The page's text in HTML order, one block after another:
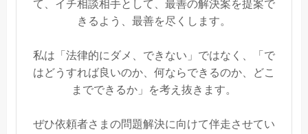
て、イチ相談相手として、最善の解決案を提案で
きるよう、最善を尽くします。
私は「法律的にダメ、できない」ではなく、「で
はどうすれば良いのか、何ならできるのか、どこ
までできるか」を考え抜きます。
ぜひ依頼者さまの問題解決に向けて伴走させてい